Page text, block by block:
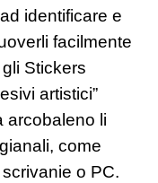
identificare e
facilmente
Stickers
artistici”
arcobaleno li
come
o PC.